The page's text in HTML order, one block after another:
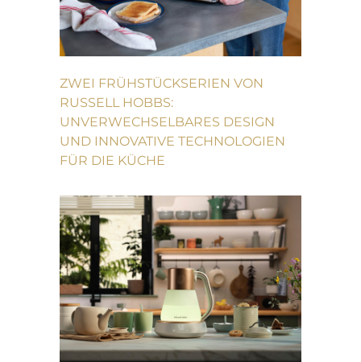
ZWEI FRÜHSTÜCKSERIEN VON
RUSSELL HOBBS:
UNVERWECHSELBARES DESIGN
UND INNOVATIVE TECHNOLOGIEN
FÜR DIE KÜCHE